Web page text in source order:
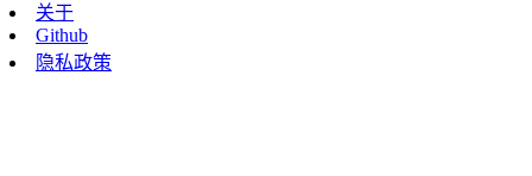
关于
Github
隐私政策